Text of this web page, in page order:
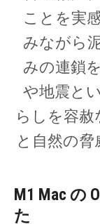
M1 Mac の
た